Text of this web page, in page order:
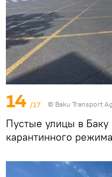
14 /17 © Baku Transport
Пустые улицы в Баку
карантинного